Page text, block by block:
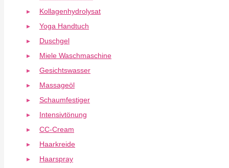
Kollagenhydrolysat
Yoga Handtuch
Duschgel
Miele Waschmaschine
Gesichtswasser
Massageöl
Schaumfestiger
Intensivtönung
CC-Cream
Haarkreide
Haarspray